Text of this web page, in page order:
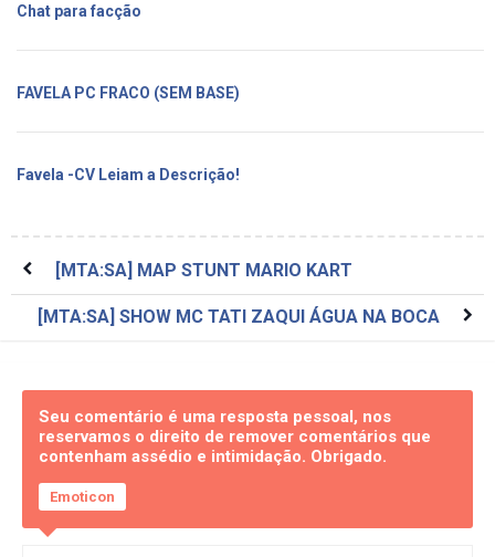
Chat para facção
FAVELA PC FRACO (SEM BASE)
Favela -CV Leiam a Descrição!
[MTA:SA] MAP STUNT MARIO KART
[MTA:SA] SHOW MC TATI ZAQUI ÁGUA NA BOCA
Seu comentário é uma resposta pessoal, nos
reservamos o direito de remover comentários que
contenham assédio e intimidação. Obrigado.
Emoticon